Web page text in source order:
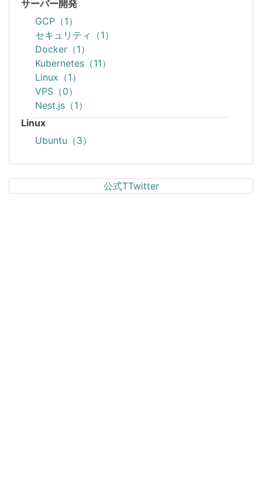
サーバー開発
GCP（1）
セキュリティ（1）
Docker（1）
Kubernetes（11）
Linux（1）
VPS（0）
Nest.js（1）
Linux
Ubuntu（3）
公式TTwitter